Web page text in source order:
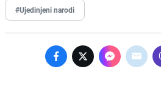
#Ujedinjeni narodi